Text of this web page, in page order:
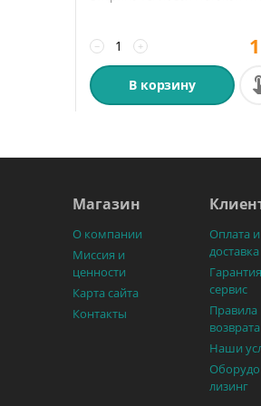
+
−
В корзину
Магазин
О компании
Миссия и
ценности
Карта сайта
Контакты
Оплата и
доставка
сервис
Правила
возврата
Наши
лизинг